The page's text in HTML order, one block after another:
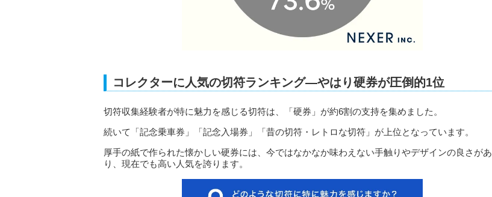
コレクターに人気の切符ランキング―やはり硬券が圧倒的1位
切符収集経験者が特に魅力を感じる切符は、「硬券」が約6割の支持を集めました。
続いて「記念乗車券」「記念入場券」「昔の切符・レトロな切符」が上位となっています。
厚手の紙で作られた懐かしい硬券には、今ではなかなか味わえない手触りやデザインの良さがあ
り、現在でも高い人気を誇ります。